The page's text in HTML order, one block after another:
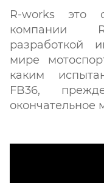
R-works это
компании
разработкой
мире
каким
FB36,
окончательное